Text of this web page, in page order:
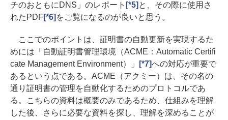
チのおともにDNS」のレポート [*5] と、その際に使用さ
れたPDF[*6] をご覧になるのが良いと思う。
ここでのポイントは、証明書の自動更新を実現するた
めには「自動証明書管理環境（ACME：Automatic Certifi
cate Management Environment）」
[*7]への対応が重要で
あるという点である。ACME（アクミー）は、その名の
通り証明書の管理を自動化するためのプロトコルであ
る。こちらの資料は概要のみであるため、仕組みを理解
した後、さらに必要な資料を探し、理解を深めることが